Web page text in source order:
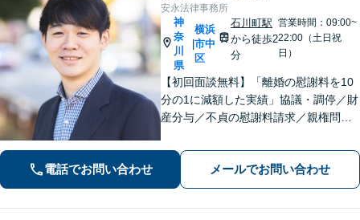
安永法律事務所
神
奈
川
県
|
横浜
市中
区
石川町駅
から徒歩2
分
営業時間：09:00~
22:00（土日祝
日）
【初回面談無料】「離婚の慰謝料を10
分の1に減額した実績」協議・調停／財
産分与／不貞の慰謝料請求／親権問題
ーの顧問経験豊富」土地・建物の明渡
しや賃料回収など幅広くサポート【夜
間・休日面談可】【電話相談対応】
電話でお問い合わせ メールでお問い合わせ